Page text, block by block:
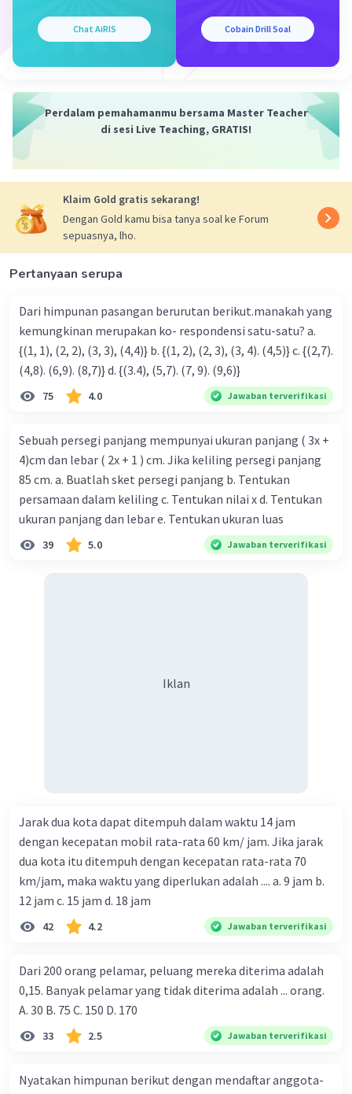
Chat AiRIS Cobain Drill Soal
Perdalam pemahamanmu bersama Master Teacher
di sesi Live Teaching, GRATIS!
Klaim Gold gratis sekarang!
Dengan Gold kamu bisa tanya soal ke Forum
sepuasnya, lho.
Pertanyaan serupa
Dari himpunan pasangan berurutan berikut.manakah yang
kemungkinan merupakan ko- respondensi satu-satu? a.
{(1, 1), (2, 2), (3, 3), (4,4)} b. {(1, 2), (2, 3), (3, 4). (4,5)} c. {(2,7).
(4,8). (6,9). (8,7)} d. {(3.4), (5,7). (7, 9). (9,6)}
75 4.0 Jawaban terverifikasi
Sebuah persegi panjang mempunyai ukuran panjang ( 3x +
4)cm dan lebar ( 2x + 1 ) cm. Jika keliling persegi panjang
85 cm. a. Buatlah sket persegi panjang b. Tentukan
persamaan dalam keliling c. Tentukan nilai x d. Tentukan
ukuran panjang dan lebar e. Tentukan ukuran luas
39 5.0 Jawaban terverifikasi
Iklan
Jarak dua kota dapat ditempuh dalam waktu 14 jam
dengan kecepatan mobil rata-rata 60 km/ jam. Jika jarak
dua kota itu ditempuh dengan kecepatan rata-rata 70
km/jam, maka waktu yang diperlukan adalah .... a. 9 jam b.
12 jam c. 15 jam d. 18 jam
42 4.2 Jawaban terverifikasi
Dari 200 orang pelamar, peluang mereka diterima adalah
0,15. Banyak pelamar yang tidak diterima adalah ... orang.
A. 30 B. 75 C. 150 D. 170
33 2.5 Jawaban terverifikasi
Nyatakan himpunan berikut dengan mendaftar anggota-